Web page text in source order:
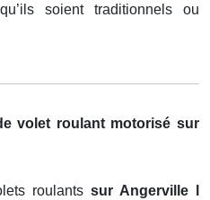
soient traditionnels ou
volet roulant motorisé sur
roulants sur Angerville l